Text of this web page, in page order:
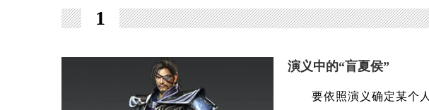
1
演义中的“盲夏侯”
要依照演义确定某个人